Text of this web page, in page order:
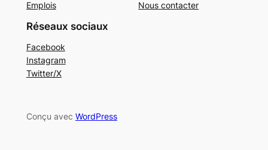
Emplois
Nous contacter
Réseaux sociaux
Facebook
Instagram
Twitter/X
Conçu avec WordPress